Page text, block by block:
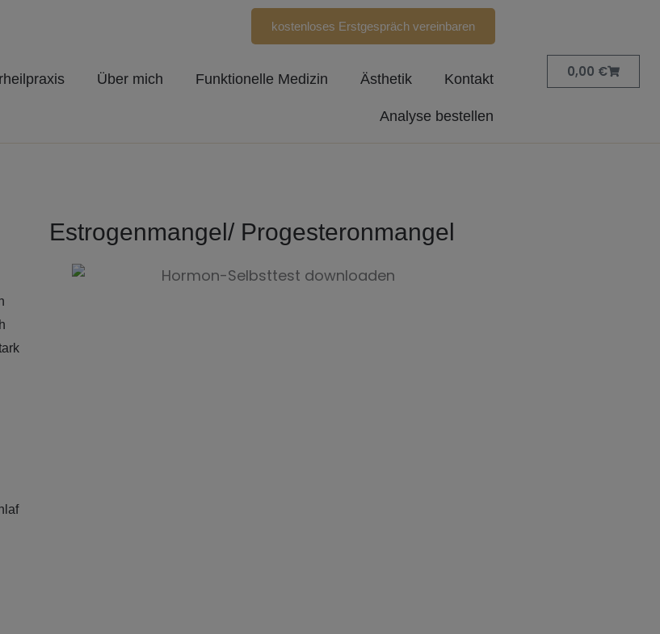
kostenloses Erstgespräch vereinbaren
Über mich Funktionelle Medizin Ästhetik Kontakt
Analyse bestellen
0,00 €
Estrogenmangel/ Progesteronmangel